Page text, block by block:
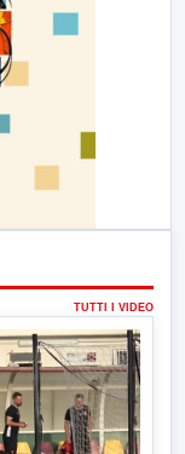
TUTTI I VIDEO